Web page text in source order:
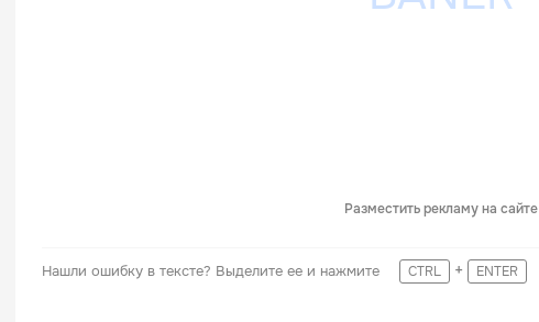
Разместить рекламу на сайте
Нашли ошибку в тексте? Выделите ее и нажмите CTRL + ENTER